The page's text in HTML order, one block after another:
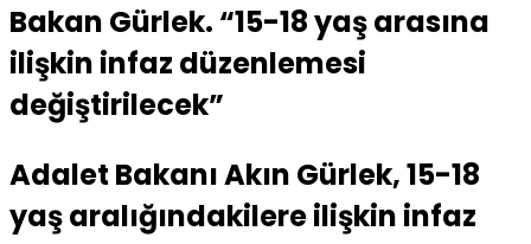
Bakan Gürlek. “15-18 yaş arasına
ilişkin infaz düzenlemesi
değiştirilecek”
Adalet Bakanı Akın Gürlek, 15-18
yaş aralığındakilere ilişkin infaz